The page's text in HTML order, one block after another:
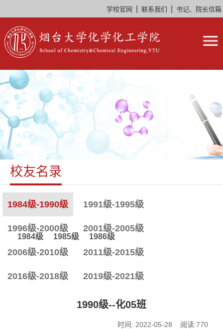
学校官网 联系我们 书记、院长信箱
校友名录
1984级-1990级
1984级 1985级 1986级
1991级-1995级
1996级-2000级 2001级-2005级
2006级-2010级 2011级-2015级
2016级-2018级 2019级-2021级
1990级--化05班
时间: 2022-05-28 阅读:770